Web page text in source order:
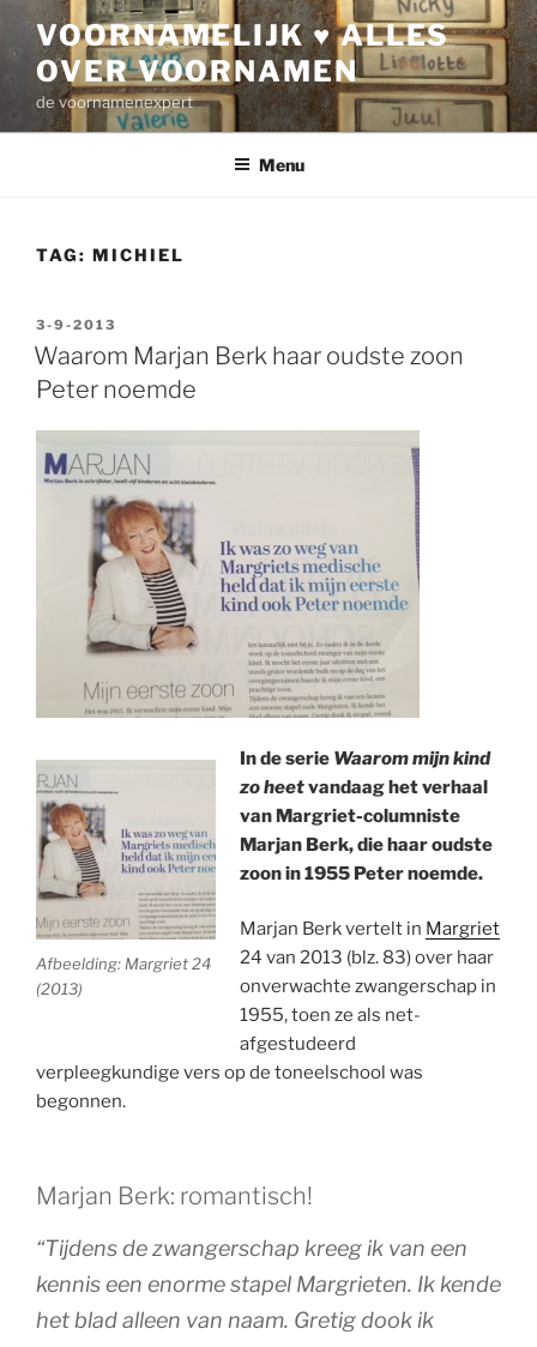
inhoud
VOORNAMELIJK ♥ ALLES
OVER VOORNAMEN
de voornamenexpert
Menu
TAG: MICHIEL
GEPLAATST
OP
3-9-2013
Waarom Marjan Berk haar oudste zoon
Peter noemde
Afbeelding: Margriet 24
(2013)
In de serie Waarom mijn kind
zo heetvandaag het verhaal
van Margriet-columniste
Marjan Berk, die haar oudste
zoon in 1955 Peter noemde.
Marjan Berk vertelt in Margriet
24 van 2013 (blz. 83) over haar
onverwachte zwangerschap in
1955, toen ze als net-
afgestudeerd
verpleegkundige vers op de toneelschool was
begonnen.
Marjan Berk: romantisch!
“Tijdens de zwangerschap kreeg ik van een
kennis een enorme stapel Margrieten. Ik kende
het blad alleen van naam. Gretig dook ik